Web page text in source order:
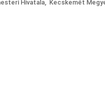
Hivatala, Kecskemét